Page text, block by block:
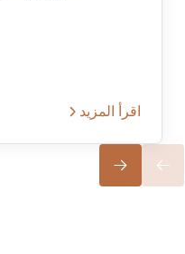
اقرأ المزيد